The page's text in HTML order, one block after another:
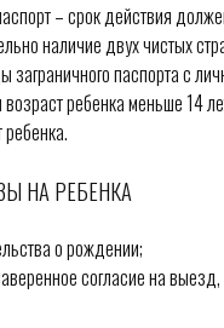
– срок действия
наличие двух чистых
заграничного паспорта с
ребенка меньше 14
НА РЕБЕНКА
о рождении;
согласие на